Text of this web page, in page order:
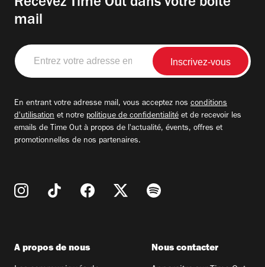
Recevez Time Out dans votre boite
mail
Entrez
votre
adresse
En entrant votre adresse mail, vous acceptez nos conditions
d'utilisation et notre politique de confidentialité et de recevoir les
emails de Time Out à propos de l'actualité, évents, offres et
promotionnelles de nos partenaires.
A propos de nous Nous contacter